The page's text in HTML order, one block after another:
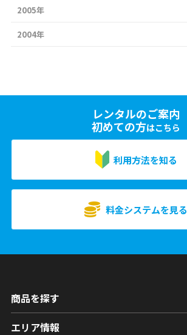
2005年
2004年
レンタルのご案内
初めての方はこちら
利用方法を知る
料金システムを見る
商品を探す
エリア情報